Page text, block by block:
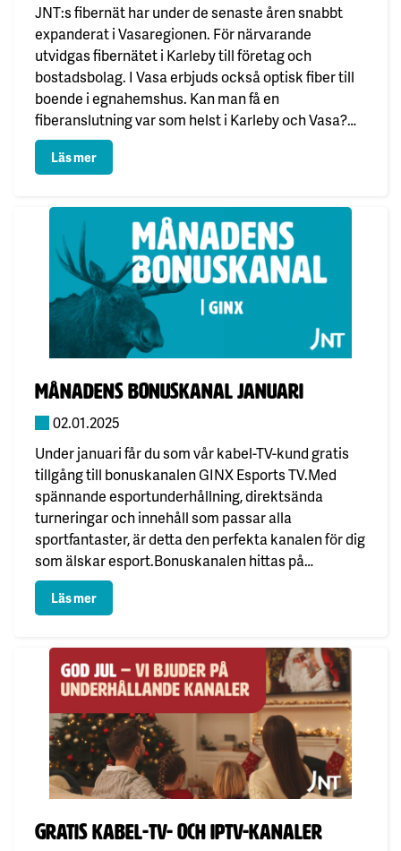
JNT:s fibernät har under de senaste åren snabbt
expanderat i Vasaregionen. För närvarande
utvidgas fibernätet i Karleby till företag och
bostadsbolag. I Vasa erbjuds också optisk fiber till
boende i egnahemshus. Kan man få en
fiberanslutning var som helst i Karleby och Vasa?
Om du funderar på fiber till ett visst objekt så
besvaras frågan…
Läs mer: JNT blir alltmer känt i Vasa och Karleby – vinner
månadens bonuskanal Januari
Publicerad:
02.01.2025
Under januari får du som vår kabel-TV-kund gratis
tillgång till bonuskanalen GINX Esports TV.Med
spännande esportunderhållning, direktsända
turneringar och innehåll som passar alla
sportfantaster, är detta den perfekta kanalen för dig
som älskar esport.Bonuskanalen hittas på
kanalplats 237 i kabel-TV.God fortsättning på det
nya året!
Läs mer: månadens bonuskanal Januari
Gratis kabel-TV- och IPTV-kanaler
Publicerad: